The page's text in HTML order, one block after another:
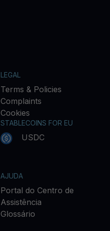
LEGAL
Terms & Policies
Complaints
Cookies
STABLECOINS FOR EU
USDC
AJUDA
Portal do Centro de
Assistência
Glossário